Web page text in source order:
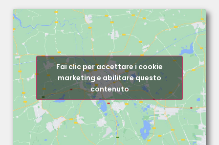
Fai clic per accettare i cookie
marketing e abilitare questo
contenuto